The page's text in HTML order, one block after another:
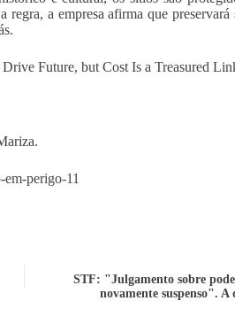
a empresa afirma que preservará
Future, but Cost Is a Treasured
perigo-11
STF: "Julgamento sobre
novamente suspenso". A